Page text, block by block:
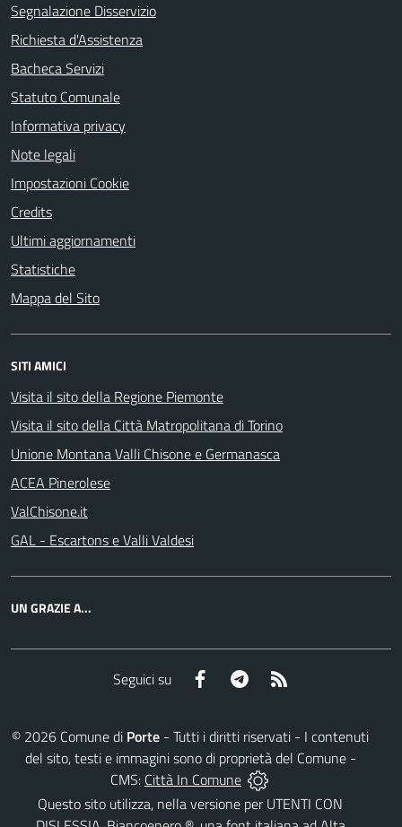
Segnalazione Disservizio
Richiesta d'Assistenza
Bacheca Servizi
Statuto Comunale
Informativa privacy
Note legali
Impostazioni Cookie
Credits
Ultimi aggiornamenti
Statistiche
Mappa del Sito
SITI AMICI
Visita il sito della Regione Piemonte
Visita il sito della Città Matropolitana di Torino
Unione Montana Valli Chisone e Germanasca
ACEA Pinerolese
ValChisone.it
GAL - Escartons e Valli Valdesi
UN GRAZIE A...
Seguici su Facebook Telegram
© 2026 Comune di Porte - Tutti i diritti riservati - I contenuti
del sito, testi e immagini sono di proprietà del Comune -
CMS: Città In Comune
Questo sito utilizza, nella versione per UTENTI CON